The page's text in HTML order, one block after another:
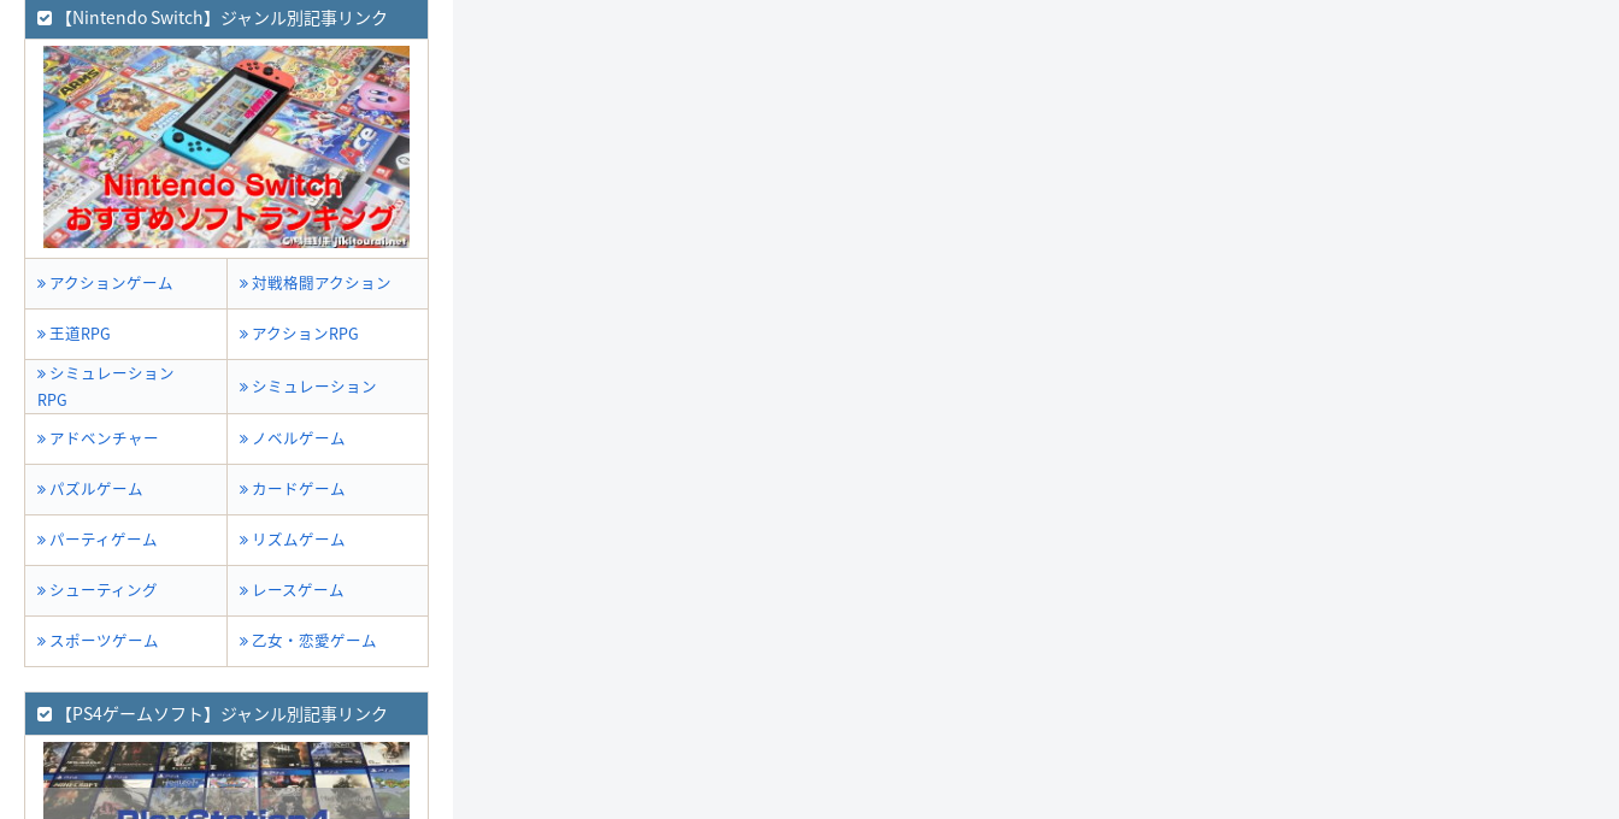
【Nintendo Switch】ジャンル別記事リンク
アクションゲーム 対戦格闘アクション
王道RPG
アクションRPG
シミュレーション
RPG
シミュレーション
アドベンチャー ノベルゲーム
パズルゲーム カードゲーム
パーティゲーム リズムゲーム
シューティング レースゲーム
スポーツゲーム 乙女・恋愛ゲーム
【PS4ゲームソフト】ジャンル別記事リンク